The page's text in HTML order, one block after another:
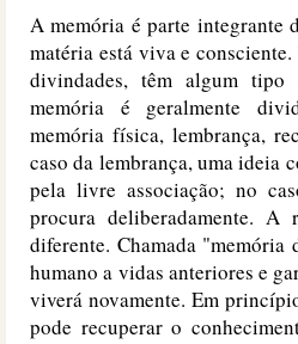
A memória é parte integrante
matéria está viva e
divindades, têm algum
memória é geralmente
memória física, lembrança,
caso da lembrança, uma ideia
pela livre associação; no
procura deliberadamente. A
diferente. Chamada
humano a vidas anteriores e
viverá novamente. Em
pode recuperar o